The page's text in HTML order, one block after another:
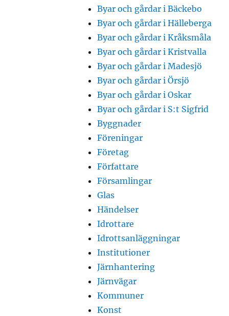
Byar och gårdar i Bäckebo
Byar och gårdar i Hälleberga
Byar och gårdar i Kråksmåla
Byar och gårdar i Kristvalla
Byar och gårdar i Madesjö
Byar och gårdar i Örsjö
Byar och gårdar i Oskar
Byar och gårdar i S:t Sigfrid
Byggnader
Föreningar
Företag
Författare
Församlingar
Glas
Händelser
Idrottare
Idrottsanläggningar
Institutioner
Järnhantering
Järnvägar
Kommuner
Konst